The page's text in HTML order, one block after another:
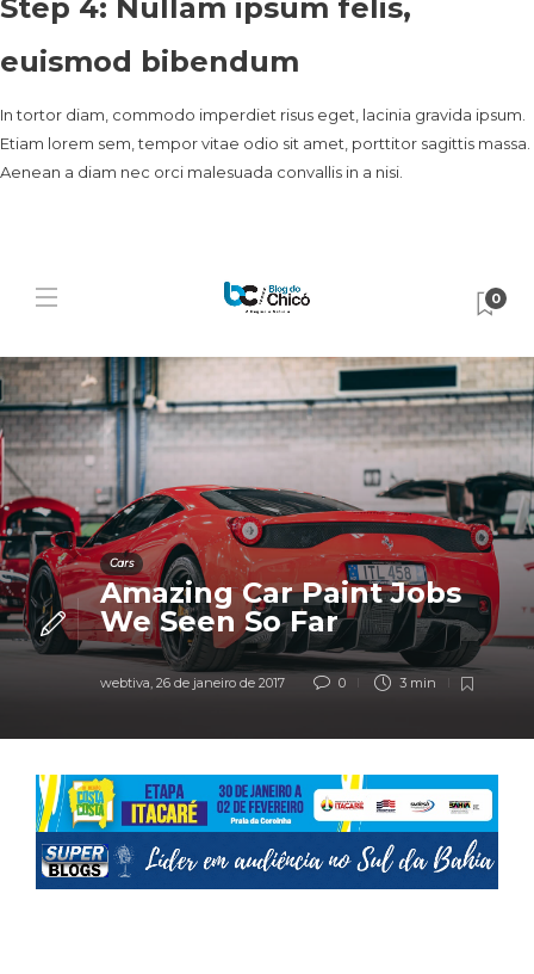
Step 4: Nullam ipsum felis,
euismod bibendum
In tortor diam, commodo imperdiet risus eget, lacinia gravida ipsum.
Etiam lorem sem, tempor vitae odio sit amet, porttitor sagittis massa.
Aenean a diam nec orci malesuada convallis in a nisi.
0
Cars
Amazing Car Paint Jobs
We Seen So Far
webtiva, 26 de janeiro de 2017 0 3 min